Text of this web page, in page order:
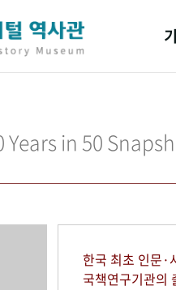
Years in 50
한국 최초 인문·
국책연구기관의